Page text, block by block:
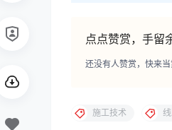
点点赞赏，手留
还没有人赞赏，快来当
施工技术